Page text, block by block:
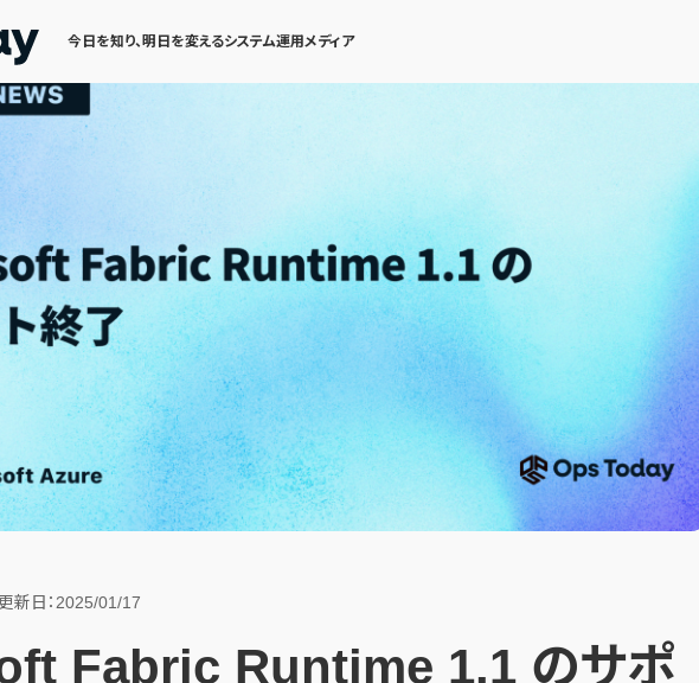
今日を知り、明日を変えるシステム運用メディア
新日：2025/01/17
Fabric Runtime 1.1 のサポ